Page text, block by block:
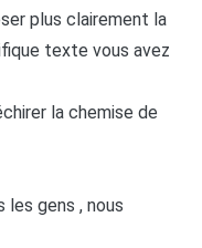
plus clairement la
texte vous avez
la chemise de
les gens , nous